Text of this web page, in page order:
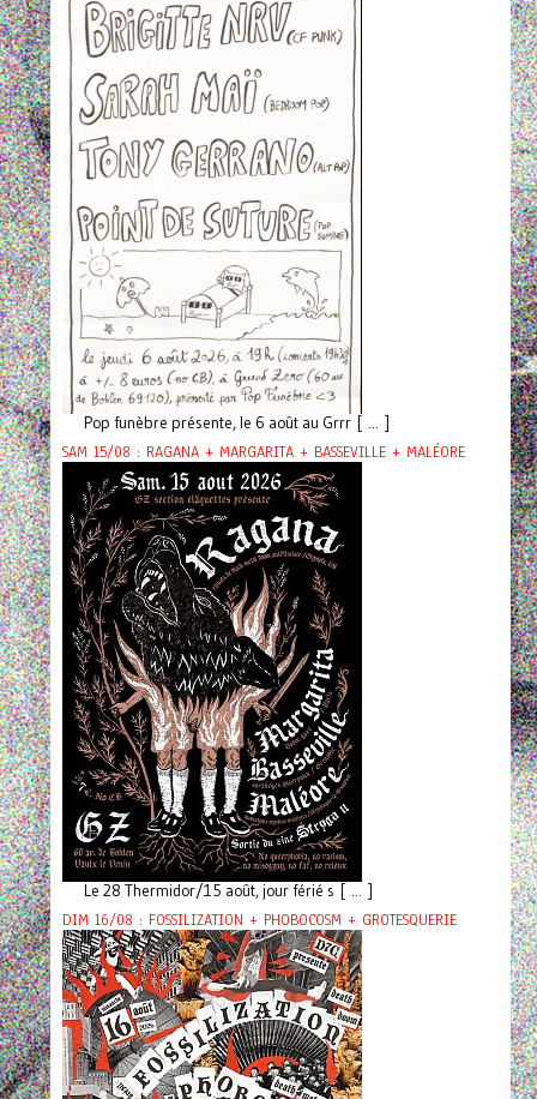
Pop funèbre présente, le 6 août au Grrr [ ... ]
SAM 15/08 : RAGANA + MARGARITA + BASSEVILLE + MALÉORE
Le 28 Thermidor/15 août, jour férié s [ ... ]
DIM 16/08 : FOSSILIZATION + PHOBOCOSM + GROTESQUERIE